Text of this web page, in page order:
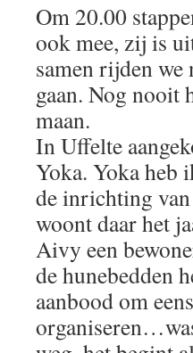
Om 20.00
ook mee, zij is
samen rijden we
gaan. Nog nooit
maan.
In Uffelte
Yoka. Yoka heb
de inrichting
woont daar het
Aivy een
de hunebedden
aanbood om